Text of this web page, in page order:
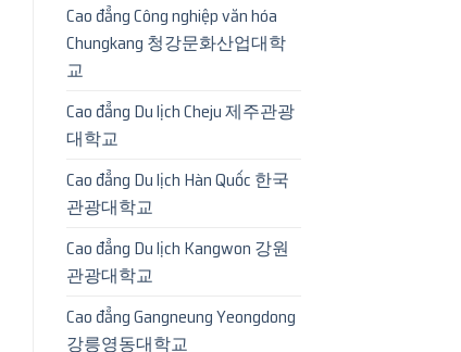
Cao đẳng Công nghiệp văn hóa
Chungkang 청강문화산업대학
교
Cao đẳng Du lịch Cheju 제주관광
대학교
Cao đẳng Du lịch Hàn Quốc 한국
관광대학교
Cao đẳng Du lịch Kangwon 강원
관광대학교
Cao đẳng Gangneung Yeongdong
강릉영동대학교